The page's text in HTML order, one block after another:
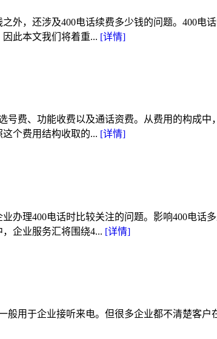
外，还涉及400电话续费多少钱的问题。400
此本文我们将着重... [详情]
号费、功能收费以及通话资费。从费用的构成
个费用结构收取的... [详情]
办理400电话时比较关注的问题。影响400电
企业服务汇将围绕4... [详情]
般用于企业接听来电。但很多企业都不清楚客